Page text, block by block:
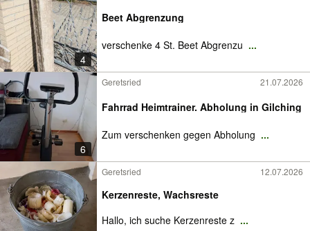
4
Beet Abgrenzung
verschenke 4 St. Beet Abgrenzu ...
6
Geretsried 21.07.2026
Fahrrad Heimtrainer. Abholung in Gilching
Zum verschenken gegen Abholung ...
Geretsried 12.07.2026
Kerzenreste, Wachsreste
Hallo, ich suche Kerzenreste z ...